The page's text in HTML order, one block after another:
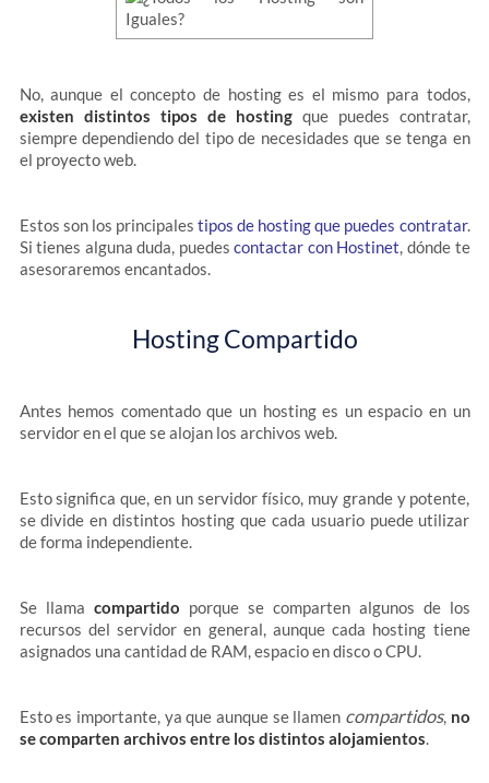
No, aunque el concepto de hosting es el mismo para todos,
existen distintos tipos de hostingque puedes contratar,
siempre dependiendo del tipo de necesidades que se tenga en
el proyecto web.
Estos son los principales tipos de hosting que puedes contratar.
Si tienes alguna duda, puedescontactar con Hostinet, dónde te
asesoraremos encantados.
Hosting Compartido
Antes hemos comentado que un hosting es un espacio en un
servidor en el que se alojan los archivos web.
Esto significa que, en un servidor físico, muy grande y potente,
se divide en distintos hosting que cada usuario puede utilizar
de forma independiente.
Se llama compartido porque se comparten algunos de los
recursos del servidor en general, aunque cada hosting tiene
asignados una cantidad de RAM, espacio en disco o CPU.
Esto es importante, ya que aunque se llamen compartidos, no
se comparten archivos entre los distintos alojamientos.